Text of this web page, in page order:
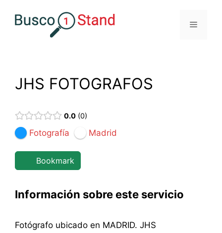
Menú
JHS FOTOGRAFOS
0.0 0
Fotografía Madrid
Bookmark
Información sobre este servicio
Fotógrafo ubicado en MADRID. JHS